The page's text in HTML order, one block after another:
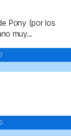
Pony (por los
muy...